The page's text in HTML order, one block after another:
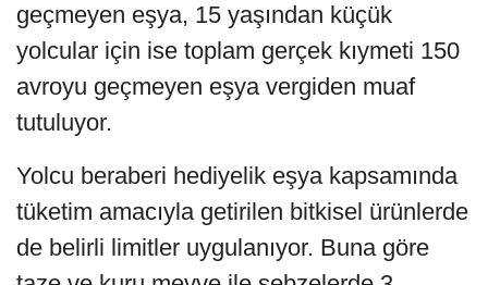
geçmeyen eşya, 15 yaşından küçük
yolcular için ise toplam gerçek kıymeti 150
avroyu geçmeyen eşya vergiden muaf
tutuluyor.
Yolcu beraberi hediyelik eşya kapsamında
tüketim amacıyla getirilen bitkisel ürünlerde
de belirli limitler uygulanıyor. Buna göre